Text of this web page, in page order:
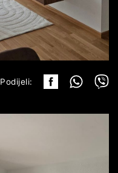
DETALJI
Podijeli: